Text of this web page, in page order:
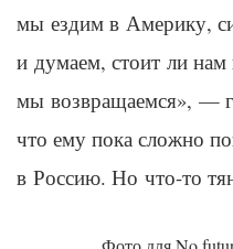
мы ездим в Америку,
и думаем, стоит ли
мы возвращаемся», —
что ему пока сложно
в Россию. Но что-то